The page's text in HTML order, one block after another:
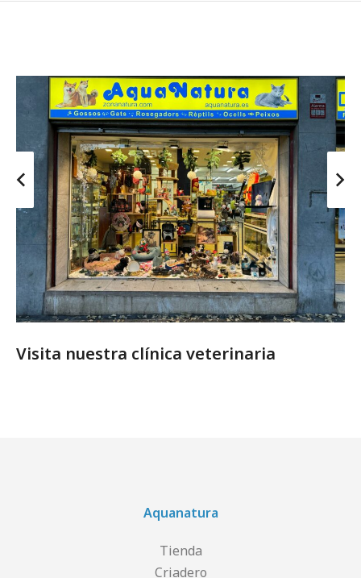
Visita nuestra clínica veterinaria
Aquanatura
Tienda
Criadero